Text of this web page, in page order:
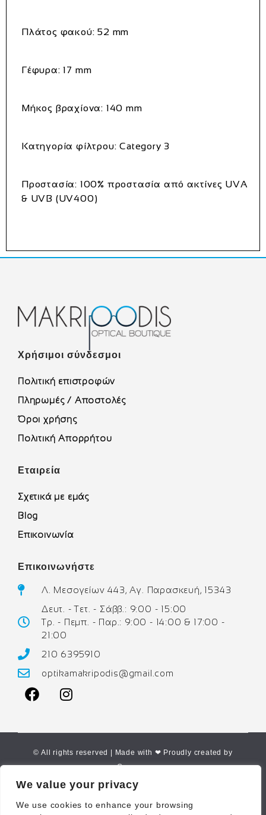
We value your privacy
We use cookies to enhance your browsing
Πλάτος φακού: 52 mm
Γέφυρα: 17 mm
Μήκος βραχίονα: 140 mm
Κατηγορία φίλτρου: Category 3
Προστασία: 100% προστασία από ακτίνες UVA
& UVB (UV400)
Χρήσιμοι σύνδεσμοι
Πολιτική επιστροφών
Πληρωμές / Αποστολές
Όροι χρήσης
Πολιτική Απορρήτου
Εταιρεία
Σχετικά με εμάς
Blog
Επικοινωνία
Επικοινωνήστε
Λ. Μεσογείων 443, Αγ. Παρασκευή, 15343
Δευτ. - Τετ. - Σάββ.: 9:00 - 15:00
Τρ. - Πεμπ. - Παρ.: 9:00 - 14:00 & 17:00 -
21:00
210 6395910
optikamakripodis@gmail.com
© All rights reserved | Made with ❤ Proudly created by
Corne.gr